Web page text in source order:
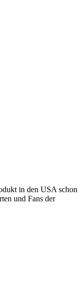
in den USA schon
und Fans der